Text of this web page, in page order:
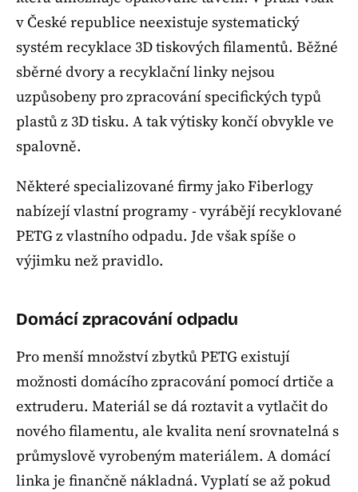
v České republice neexistuje systematický
systém recyklace 3D tiskových filamentů. Běžné
sběrné dvory a recyklační linky nejsou
uzpůsobeny pro zpracování specifických typů
plastů z 3D tisku. A tak výtisky končí obvykle ve
spalovně.
Některé specializované firmy jako Fiberlogy
nabízejí vlastní programy - vyrábějí recyklované
PETG z vlastního odpadu. Jde však spíše o
výjimku než pravidlo.
Domácí zpracování odpadu
Pro menší množství zbytků PETG existují
možnosti domácího zpracování pomocí drtiče a
extruderu. Materiál se dá roztavit a vytlačit do
nového filamentu, ale kvalita není srovnatelná s
průmyslově vyrobeným materiálem. A domácí
linka je finančně nákladná. Vyplatí se až pokud